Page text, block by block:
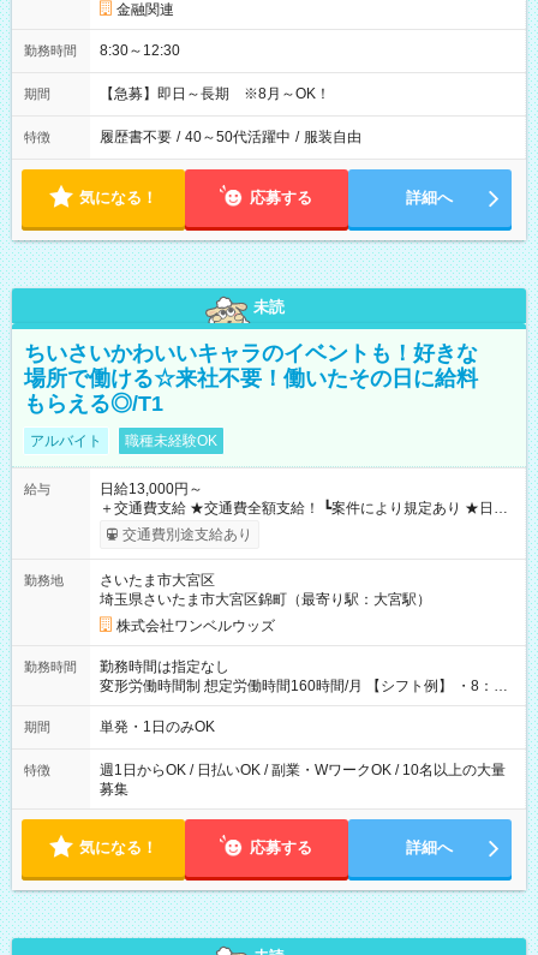
金融関連
勤務時間 8:30～12:30
期間 【急募】即日～長期 ※8月～OK！
特徴 履歴書不要 / 40～50代活躍中 / 服装自由
気になる！ 応募する 詳細へ
未読
ちいさいかわいいキャラのイベントも！好きな
場所で働ける☆来社不要！働いたその日に給料
もらえる◎/T1
アルバイト 職種未経験OK
給与
日給13,000円～
＋交通費支給 ★交通費全額支給！ ┗案件により規定あり ★日払
いOK！（規定あり） ┗働いたその日に現金GET♪ お仕事後はコ
ンビニATMから 日払い分を引き落とせます！ 【試用期間】試
交通費別途支給あり
勤務地
さいたま市大宮区
埼玉県さいたま市大宮区錦町（最寄り駅：大宮駅）
株式会社ワンベルウッズ
勤務時間
勤務時間は指定なし
変形労働時間制 想定労働時間160時間/月 【シフト例】 ・8：00
～21：00
期間 単発・1日のみOK
特徴
週1日からOK / 日払いOK / 副業・WワークOK / 10名以上の大量
募集
気になる！ 応募する 詳細へ